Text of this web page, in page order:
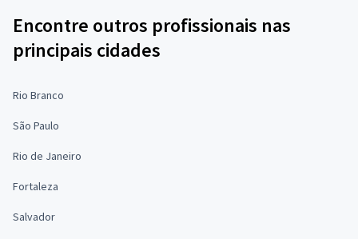
Encontre outros profissionais nas
principais cidades
Rio Branco
São Paulo
Rio de Janeiro
Fortaleza
Salvador